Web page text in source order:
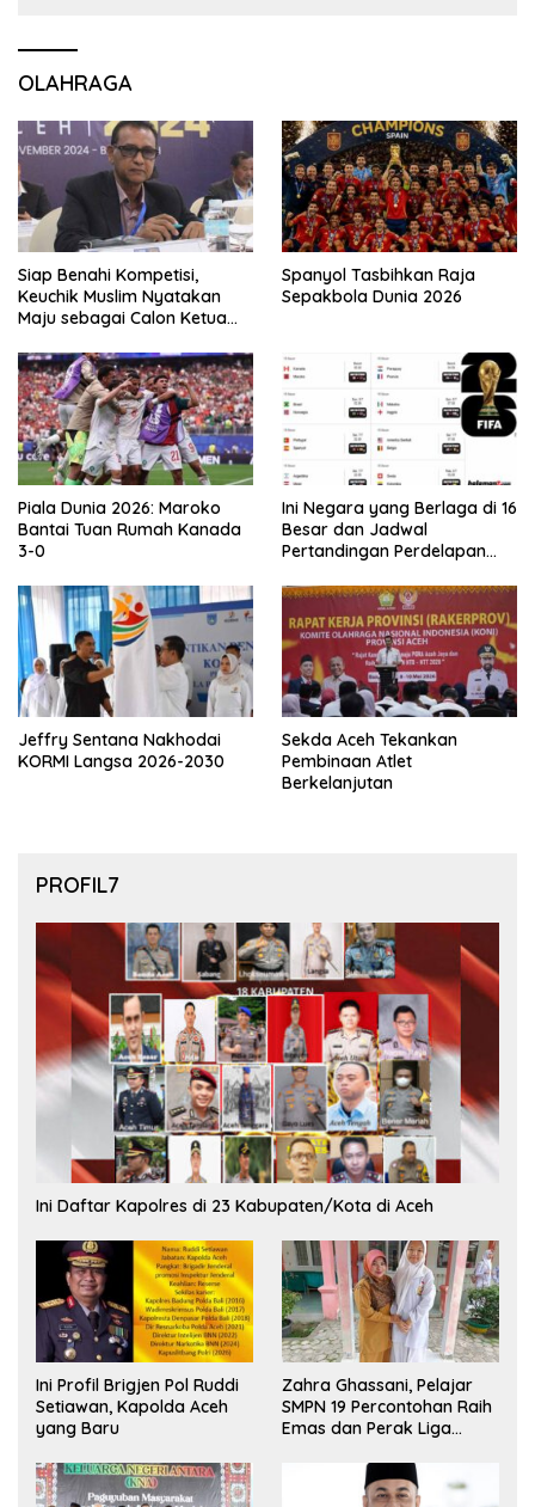
OLAHRAGA
Siap Benahi Kompetisi,
Keuchik Muslim Nyatakan
Maju sebagai Calon Ketua
Spanyol Tasbihkan Raja
Sepakbola Dunia 2026
Piala Dunia 2026: Maroko
Bantai Tuan Rumah Kanada
3-0
Ini Negara yang Berlaga di 16
Besar dan Jadwal
Pertandingan Perdelapan
Jeffry Sentana Nakhodai
KORMI Langsa 2026-2030
Sekda Aceh Tekankan
Pembinaan Atlet
Berkelanjutan
PROFIL7
Ini Daftar Kapolres di 23 Kabupaten/Kota di Aceh
Ini Profil Brigjen Pol Ruddi
Setiawan, Kapolda Aceh
yang Baru
Zahra Ghassani, Pelajar
SMPN 19 Percontohan Raih
Emas dan Perak Liga